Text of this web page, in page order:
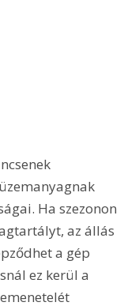
Ha szezonon
az állás
a gép
ez kerül a